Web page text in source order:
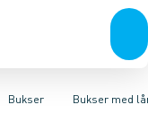
Undertøj & sokkerSko
Bukser Knæskånere
Bukser med
lårlommer